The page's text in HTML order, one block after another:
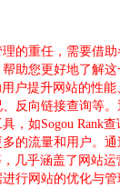
重任，需要借
您更好地了解
户提升网站的性
向链接查询等
如Sogou Rank
的流量和用户。
几乎涵盖了网站
行网站的优化与